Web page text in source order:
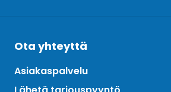
Ota yhteyttä
Asiakaspalvelu